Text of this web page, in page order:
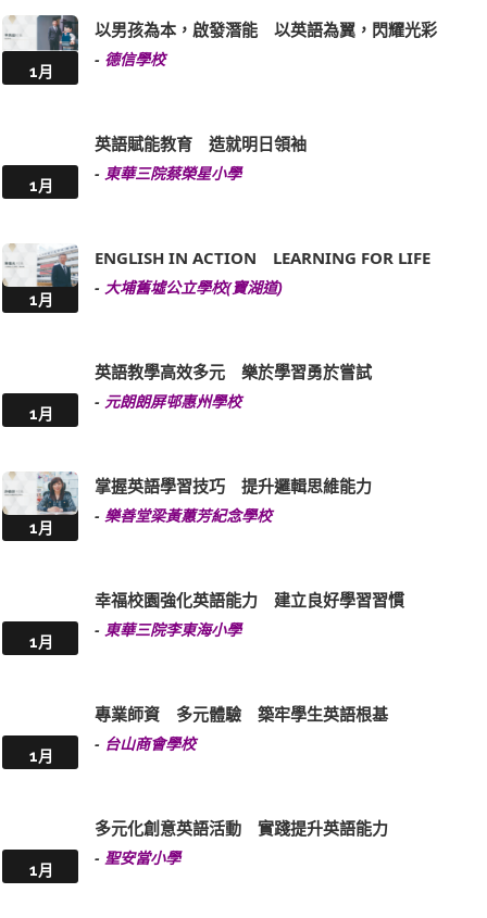
1月
以男孩為本，啟發潛能 以英語為翼，閃耀光彩
- 德信學校
1月
英語賦能教育 造就明日領袖
- 東華三院蔡榮星小學
1月
ENGLISH IN ACTION LEARNING FOR LIFE
- 大埔舊墟公立學校(寶湖道)
1月
英語教學高效多元 樂於學習勇於嘗試
- 元朗朗屏邨惠州學校
1月
掌握英語學習技巧 提升邏輯思維能力
- 樂善堂梁黃蕙芳紀念學校
1月
幸福校園強化英語能力 建立良好學習習慣
- 東華三院李東海小學
1月
專業師資 多元體驗 築牢學生英語根基
- 台山商會學校
1月
多元化創意英語活動 實踐提升英語能力
- 聖安當小學